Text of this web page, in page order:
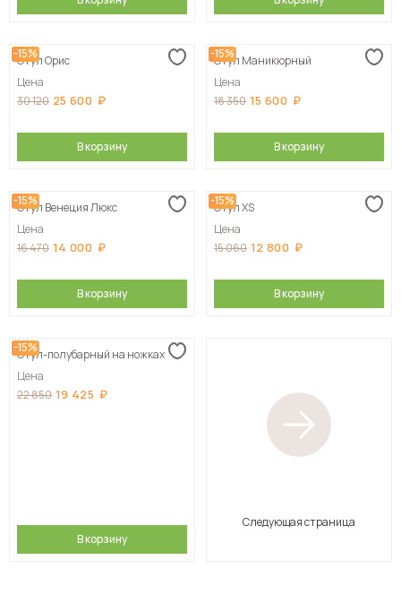
-15%
Стул Орис
Цена
30 120 25 600
В корзину
-15%
Стул Маникюрный
Цена
18 350 15 600
В корзину
-15%
Стул Венеция Люкс
Цена
16 470 14 000
В корзину
-15%
Стул XS
Цена
15 060 12 800
В корзину
-15%
Стул-полубарный на ножках
Цена
22 850 19 425
В корзину
Следующая страница